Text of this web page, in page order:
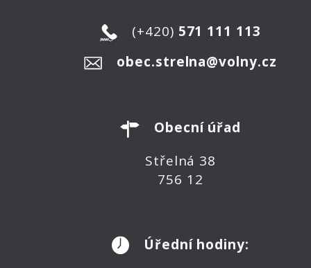
(+420) 571 111 113
obec.strelna@volny.cz
Obecní úřad
Střelná 38
756 12
Úřední hodiny: